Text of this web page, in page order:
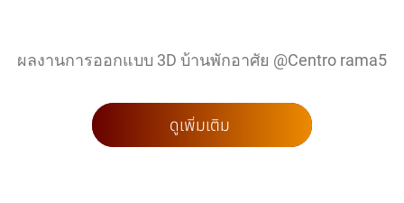
ผลงานการออกแบบ 3D บ้านพักอาศัย @Centro rama5
ดูเพิ่มเติม